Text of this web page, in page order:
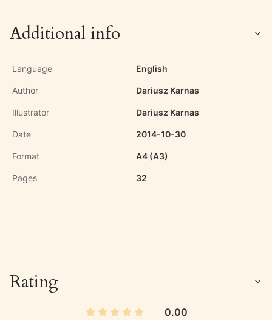
Additional info
Language English
Author Dariusz Karnas
Illustrator Dariusz Karnas
Date 2014-10-30
Format A4 (A3)
Pages 32
Rating
0.00